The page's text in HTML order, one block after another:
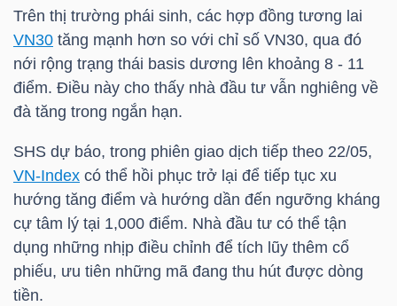
Trên thị trường phái sinh, các hợp đồng tương lai
VN30 tăng mạnh hơn so với chỉ số VN30, qua đó
nới rộng trạng thái basis dương lên khoảng 8 - 11
điểm. Điều này cho thấy nhà đầu tư vẫn nghiêng về
đà tăng trong ngắn hạn.
SHS dự báo, trong phiên giao dịch tiếp theo 22/05,
VN-Index có thể hồi phục trở lại để tiếp tục xu
hướng tăng điểm và hướng dần đến ngưỡng kháng
cự tâm lý tại 1,000 điểm. Nhà đầu tư có thể tận
dụng những nhịp điều chỉnh để tích lũy thêm cổ
phiếu, ưu tiên những mã đang thu hút được dòng
tiền.
ĐÔNG
DƯƠNG
CÁ
NHÂN